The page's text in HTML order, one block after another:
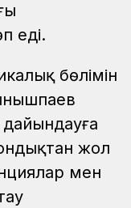
еді.
бөлімін
дайындауға
жол
мен